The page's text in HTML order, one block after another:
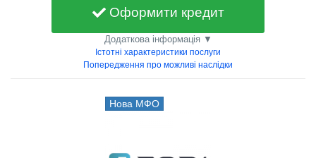
Оформити кредит
Додаткова інформація ▼
Істотні характеристики послуги
Попередження про можливі наслідки
Нова МФО